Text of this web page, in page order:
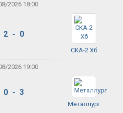
2026 18:00
2 - 0
СКА-2 Хб
2026 19:00
0 - 3
Металлург